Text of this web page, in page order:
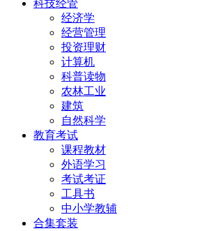
科技经管
经济学
经营管理
投资理财
计算机
科普读物
农林工业
建筑
自然科学
教育考试
课程教材
外语学习
考试考证
工具书
中小学教辅
合集套装